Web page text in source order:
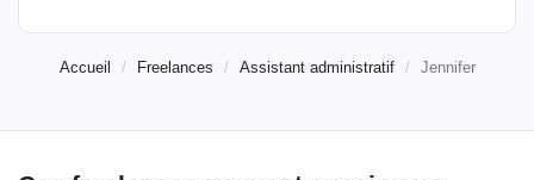
Accueil Freelances Assistant administratif Jennifer